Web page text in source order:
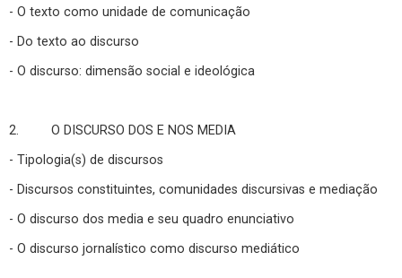
- O texto como unidade de comunicação
- Do texto ao discurso
- O discurso: dimensão social e ideológica
2. O DISCURSO DOS E NOS MEDIA
- Tipologia(s) de discursos
- Discursos constituintes, comunidades discursivas e mediação
- O discurso dos media e seu quadro enunciativo
- O discurso jornalístico como discurso mediático